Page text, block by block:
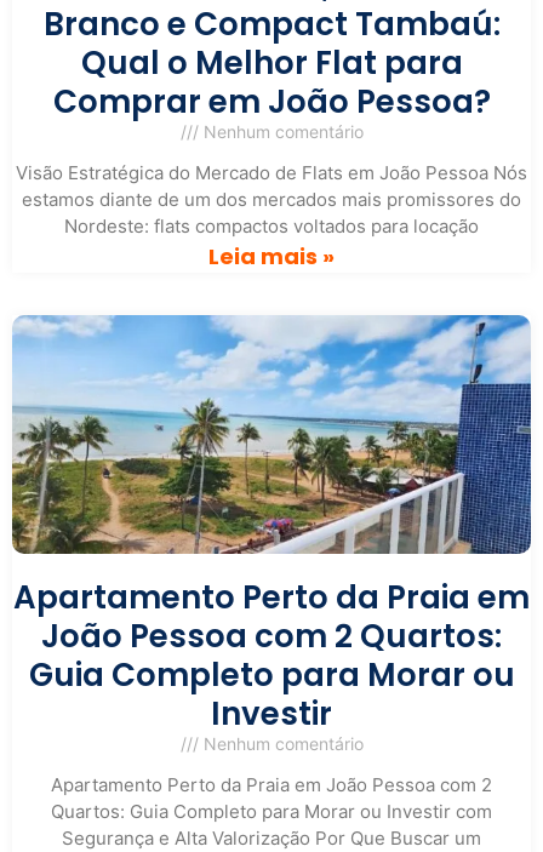
Branco e Compact Tambaú:
Qual o Melhor Flat para
Comprar em João Pessoa?
Nenhum comentário
Visão Estratégica do Mercado de Flats em João Pessoa Nós
estamos diante de um dos mercados mais promissores do
Nordeste: flats compactos voltados para locação
Leia mais »
Apartamento Perto da Praia em
João Pessoa com 2 Quartos:
Guia Completo para Morar ou
Investir
Nenhum comentário
Apartamento Perto da Praia em João Pessoa com 2
Quartos: Guia Completo para Morar ou Investir com
Segurança e Alta Valorização Por Que Buscar um